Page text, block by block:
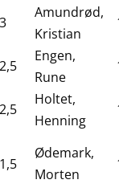
Amundrød,
Kristian
Engen,
Rune
Holtet,
Henning
Ødemark,
Morten